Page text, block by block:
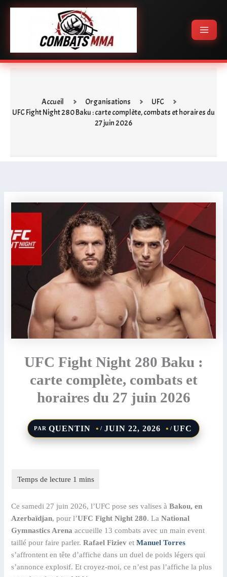
Aller
Menu
Accueil Organisations
UFC
UFC Fight Night 280 Baku : carte complète, combats et horaires du
27 juin 2026
UFC Fight Night 280 Baku :
carte complète, combats et
horaires du 27 juin 2026
PAR QUENTIN / JUIN 22, 2026 / UFC
Ce samedi 27 juin 2026, l’UFC pose ses valises àBakou, en
Azerbaïdjan, pour l’UFC Fight Night 280. LaNational
Gymnastics Arena accueille 13 combats avec un main event
taillé pour faire parler.Rafael Fiziev etManuel Torres
s’affrontent en tête d’affiche dans un duel de poids légers qui
s’annonce explosif. Et croyez-moi, ce n’est pas l’affiche la plus